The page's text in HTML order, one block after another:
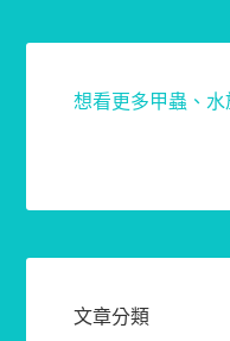
想看更多甲蟲、
文章分類